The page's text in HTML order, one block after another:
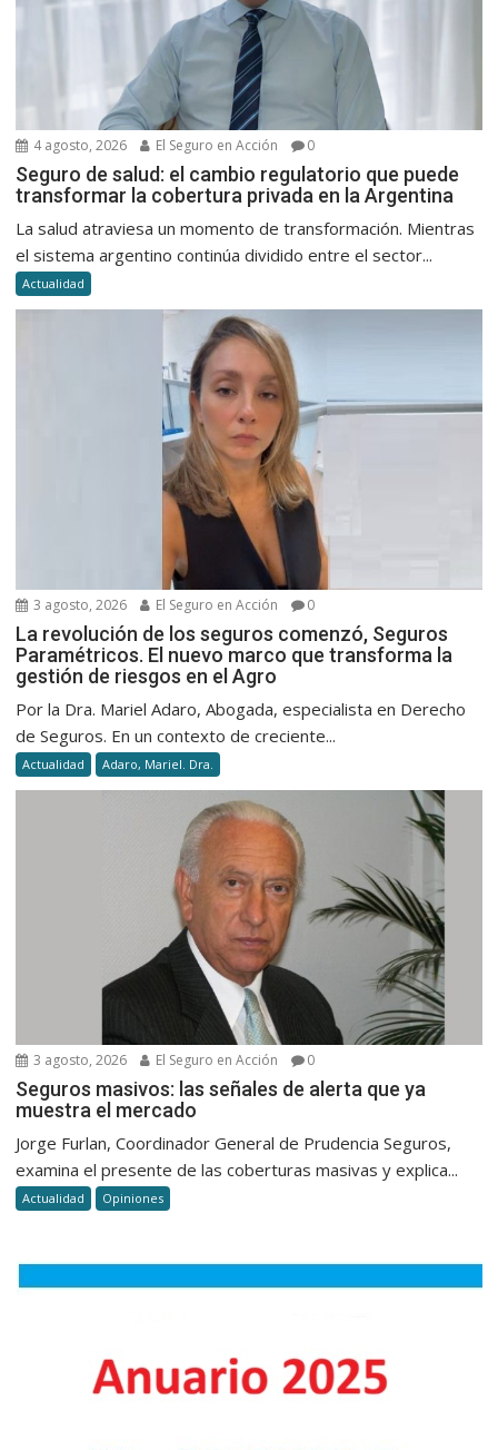
4 agosto, 2026 El Seguro en Acción 0
Seguro de salud: el cambio regulatorio que puede
transformar la cobertura privada en la Argentina
La salud atraviesa un momento de transformación. Mientras
el sistema argentino continúa dividido entre el sector...
Actualidad
3 agosto, 2026 El Seguro en Acción 0
La revolución de los seguros comenzó, Seguros
Paramétricos. El nuevo marco que transforma la
gestión de riesgos en el Agro
Por la Dra. Mariel Adaro, Abogada, especialista en Derecho
de Seguros. En un contexto de creciente...
Actualidad Adaro, Mariel. Dra.
3 agosto, 2026 El Seguro en Acción 0
Seguros masivos: las señales de alerta que ya
muestra el mercado
Jorge Furlan, Coordinador General de Prudencia Seguros,
examina el presente de las coberturas masivas y explica...
Actualidad Opiniones